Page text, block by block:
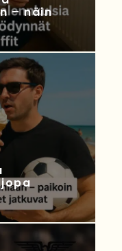
– näin